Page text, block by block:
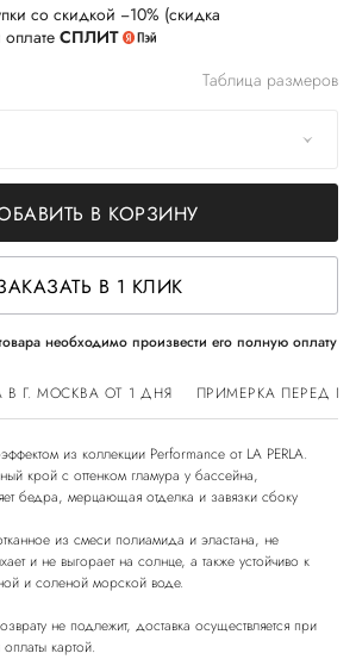
со скидкой −10% (скидка
СПЛИТ
Таблица размеров
В КОРЗИНУ
В 1 КЛИК
необходимо произвести его полную оплату
В Г. МОСКВА ОТ 1 ДНЯ ПРИМЕРКА ПЕРЕД
из коллекции Performance от LA PERLA.
крой с оттенком гламура у бассейна,
бедра, мерцающая отделка и завязки сбоку
из смеси полиамида и эластана, не
и не выгорает на солнце, а также устойчиво к
и соленой морской воде.
не подлежит, доставка осуществляется при